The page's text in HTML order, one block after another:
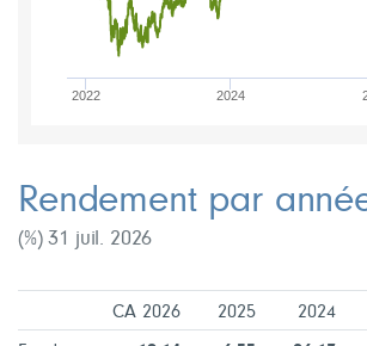
2022 2024
Rendement par
(%) 31 juil. 2026
CA 2026 2025 2024